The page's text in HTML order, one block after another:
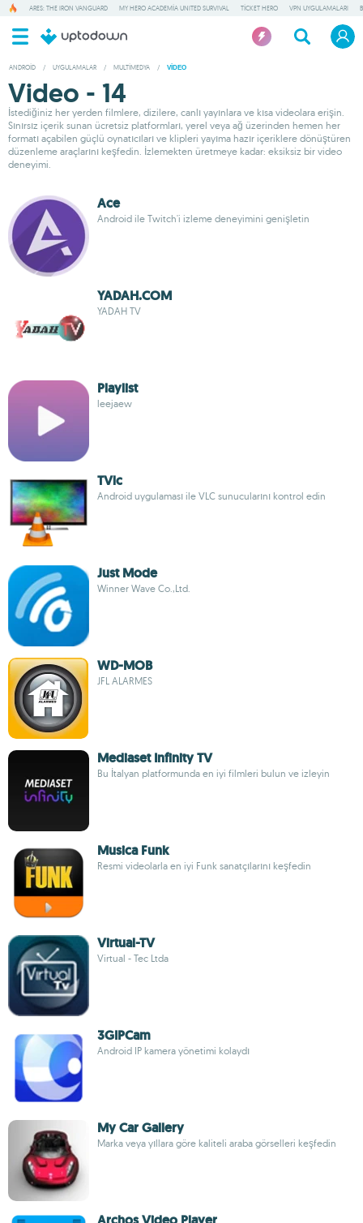
ARES: THE IRON VANGUARD MY HERO ACADEMIA UNITED SURVIVAL TICKET HERO VPN UYGULAMALARI
ANDROID / UYGULAMALAR / MULTIMEDYA / VIDEO
Video - 14
İstediğiniz her yerden filmlere, dizilere, canlı yayınlara ve kısa videolara erişin.
Sınırsız içerik sunan ücretsiz platformları, yerel veya ağ üzerinden hemen her
formatı açabilen güçlü oynatıcıları ve klipleri yayıma hazır içeriklere dönüştüren
düzenleme araçlarını keşfedin. İzlemekten üretmeye kadar: eksiksiz bir video
deneyimi.
Ace
Android ile Twitch'i izleme deneyimini genişletin
YADAH.COM
YADAH TV
Playlist
leejaew
TVlc
Android uygulaması ile VLC sunucularını kontrol edin
Just Mode
Winner Wave Co.,Ltd.
WD-MOB
JFL ALARMES
Mediaset Infinity TV
Bu İtalyan platformunda en iyi filmleri bulun ve izleyin
Musica Funk
Resmi videolarla en iyi Funk sanatçılarını keşfedin
Virtual-TV
Virtual - Tec Ltda
3GIPCam
Android IP kamera yönetimi kolaydı
My Car Gallery
Marka veya yıllara göre kaliteli araba görselleri keşfedin